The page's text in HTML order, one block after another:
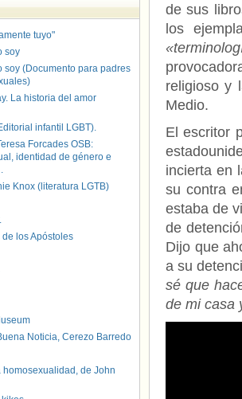
de sus
los
religioso y
Medio.
El escritor
incierta en
su contra
estaba de
de
Dijo que
a su
sé que
de mi casa
tuyo"
soy
soy (Documento para padres
La historia del amor
infantil LGBT).
Forcades OSB:
identidad de género e
Knox (literatura LGTB)
los Apóstoles
Noticia, Cerezo Barredo
homosexualidad, de John